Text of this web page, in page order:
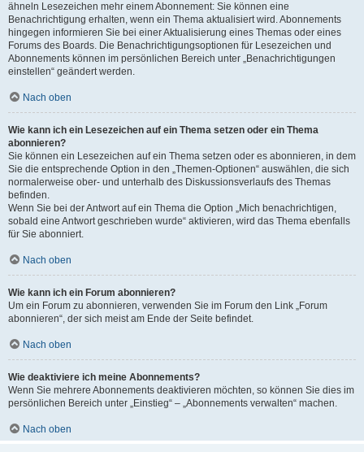
ähneln Lesezeichen mehr einem Abonnement: Sie können eine
Benachrichtigung erhalten, wenn ein Thema aktualisiert wird. Abonnements
hingegen informieren Sie bei einer Aktualisierung eines Themas oder eines
Forums des Boards. Die Benachrichtigungsoptionen für Lesezeichen und
Abonnements können im persönlichen Bereich unter „Benachrichtigungen
einstellen“ geändert werden.
Nach oben
Wie kann ich ein Lesezeichen auf ein Thema setzen oder ein Thema
abonnieren?
Sie können ein Lesezeichen auf ein Thema setzen oder es abonnieren, in dem
Sie die entsprechende Option in den „Themen-Optionen“ auswählen, die sich
normalerweise ober- und unterhalb des Diskussionsverlaufs des Themas
befinden.
Wenn Sie bei der Antwort auf ein Thema die Option „Mich benachrichtigen,
sobald eine Antwort geschrieben wurde“ aktivieren, wird das Thema ebenfalls
für Sie abonniert.
Nach oben
Wie kann ich ein Forum abonnieren?
Um ein Forum zu abonnieren, verwenden Sie im Forum den Link „Forum
abonnieren“, der sich meist am Ende der Seite befindet.
Nach oben
Wie deaktiviere ich meine Abonnements?
Wenn Sie mehrere Abonnements deaktivieren möchten, so können Sie dies im
persönlichen Bereich unter „Einstieg“ – „Abonnements verwalten“ machen.
Nach oben